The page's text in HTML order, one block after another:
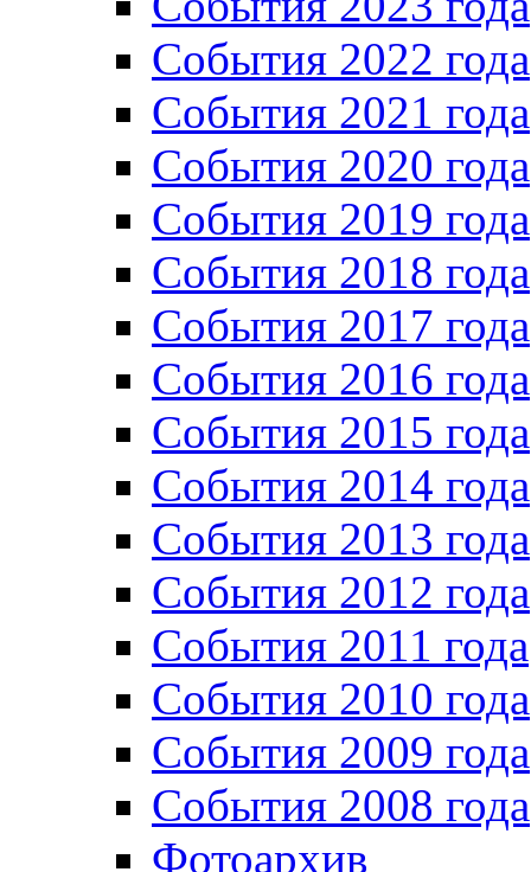
Cобытия 2022 года
Cобытия 2021 года
События 2020 года
События 2019 года
События 2018 года
События 2017 года
События 2016 года
События 2015 года
События 2014 года
События 2013 года
События 2012 года
События 2011 года
События 2010 года
События 2009 года
События 2008 года
Фотоархив